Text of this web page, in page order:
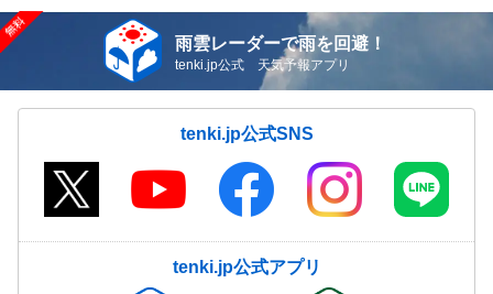
雨雲レーダーで雨を回避！
tenki.jp公式 天気予報アプリ
tenki.jp公式SNS
tenki.jp公式アプリ